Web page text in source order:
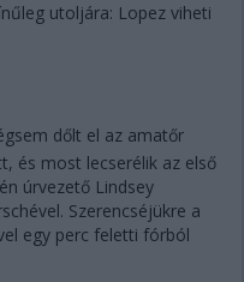
utoljára: Lopez viheti
dőlt el az amatőr
és most lecserélik az első
úrvezető Lindsey
Szerencséjükre a
egy perc feletti fórból